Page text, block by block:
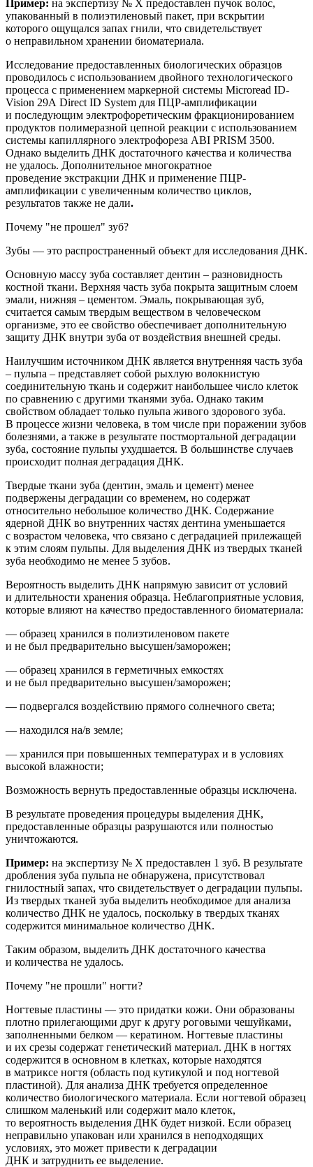
Пример: на экспертизу № Х предоставлен пучок волос,
упакованный в полиэтиленовый пакет, при вскрытии
которого ощущался запах гнили, что свидетельствует
о неправильном хранении биоматериала.
Исследование предоставленных биологических образцов
проводилось с использованием двойного технологического
процесса с применением маркерной системы Microread ID-
Vision 29A Direct ID System для ПЦР-амплификации
и последующим электрофоретическим фракционированием
продуктов полимеразной цепной реакции с использованием
системы капиллярного электрофореза ABI PRISM 3500.
Однако выделить ДНК достаточного качества и количества
не удалось. Дополнительное многократное
проведение экстракции ДНК и применение ПЦР-
амплификации с увеличенным количество циклов,
результатов также не дали.
Почему "не прошел" зуб?
Зубы — это распространенный объект для исследования ДНК.
Основную массу зуба составляет дентин – разновидность
костной ткани. Верхняя часть зуба покрыта защитным слоем
эмали, нижняя – цементом. Эмаль, покрывающая зуб,
считается самым твердым веществом в человеческом
организме, это ее свойство обеспечивает дополнительную
защиту ДНК внутри зуба от воздействия внешней среды.
Наилучшим источником ДНК является внутренняя часть зуба
– пульпа – представляет собой рыхлую волокнистую
соединительную ткань и содержит наибольшее число клеток
по сравнению с другими тканями зуба. Однако таким
свойством обладает только пульпа живого здорового зуба.
В процессе жизни человека, в том числе при поражении зубов
болезнями, а также в результате постмортальной деградации
зуба, состояние пульпы ухудшается. В большинстве случаев
происходит полная деградация ДНК.
Твердые ткани зуба (дентин, эмаль и цемент) менее
подвержены деградации со временем, но содержат
относительно небольшое количество ДНК. Содержание
ядерной ДНК во внутренних частях дентина уменьшается
с возрастом человека, что связано с деградацией прилежащей
к этим слоям пульпы. Для выделения ДНК из твердых тканей
зуба необходимо не менее 5 зубов.
Вероятность выделить ДНК напрямую зависит от условий
и длительности хранения образца. Неблагоприятные условия,
которые влияют на качество предоставленного биоматериала:
— образец хранился в полиэтиленовом пакете
и не был предварительно высушен/заморожен;
— образец хранился в герметичных емкостях
и не был предварительно высушен/заморожен;
— подвергался воздействию прямого солнечного света;
— находился на/в земле;
— хранился при повышенных температурах и в условиях
высокой влажности;
Возможность вернуть предоставленные образцы исключена.
В результате проведения процедуры выделения ДНК,
предоставленные образцы разрушаются или полностью
уничтожаются.
Пример: на экспертизу № Х предоставлен 1 зуб. В результате
дробления зуба пульпа не обнаружена, присутствовал
гнилостный запах, что свидетельствует о деградации пульпы.
Из твердых тканей зуба выделить необходимое для анализа
количество ДНК не удалось, поскольку в твердых тканях
содержится минимальное количество ДНК.
Таким образом, выделить ДНК достаточного качества
и количества не удалось.
Почему "не прошли" ногти?
Ногтевые пластины — это придатки кожи. Они образованы
плотно прилегающими друг к другу роговыми чешуйками,
заполненными белком — кератином. Ногтевые пластины
и их срезы содержат генетический материал. ДНК в ногтях
содержится в основном в клетках, которые находятся
в матриксе ногтя (область под кутикулой и под ногтевой
пластиной). Для анализа ДНК требуется определенное
количество биологического материала. Если ногтевой образец
слишком маленький или содержит мало клеток,
то вероятность выделения ДНК будет низкой. Если образец
неправильно упакован или хранился в неподходящих
условиях, это может привести к деградации
ДНК и затруднить ее выделение.